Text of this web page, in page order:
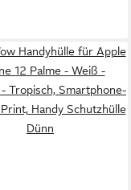
Handyhülle für Apple
12 Palme - Weiß -
Tropisch, Smartphone-
Handy Schutzhülle
Dünn